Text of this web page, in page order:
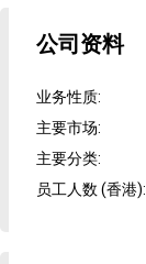
公司资料
业务性质:
主要市场:
主要分类:
员工人数 (香港):